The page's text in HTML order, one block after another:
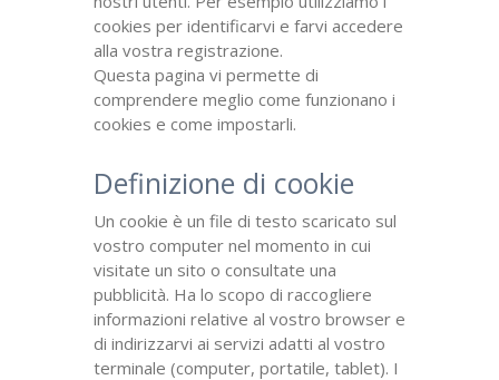
cookies per identificarvi e farvi accedere
alla vostra registrazione.
Questa pagina vi permette di
comprendere meglio come funzionano i
cookies e come impostarli.
Definizione di cookie
Un cookie è un file di testo scaricato sul
vostro computer nel momento in cui
visitate un sito o consultate una
pubblicità. Ha lo scopo di raccogliere
informazioni relative al vostro browser e
di indirizzarvi ai servizi adatti al vostro
terminale (computer, portatile, tablet). I